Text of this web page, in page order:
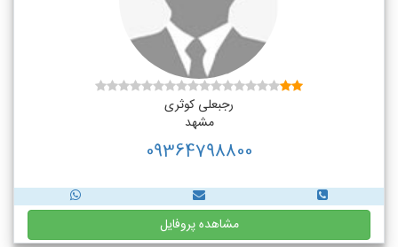
رجبعلی کوثری
مشهد
09364798800
مشاهده پروفایل